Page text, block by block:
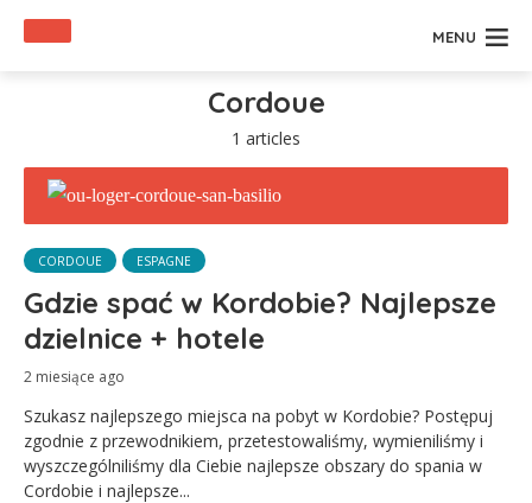
MENU
Cordoue
1 articles
CORDOUE ESPAGNE
Gdzie spać w Kordobie? Najlepsze
dzielnice + hotele
2 miesiące ago
Szukasz najlepszego miejsca na pobyt w Kordobie? Postępuj
zgodnie z przewodnikiem, przetestowaliśmy, wymieniliśmy i
wyszczególniliśmy dla Ciebie najlepsze obszary do spania w
Cordobie i najlepsze...